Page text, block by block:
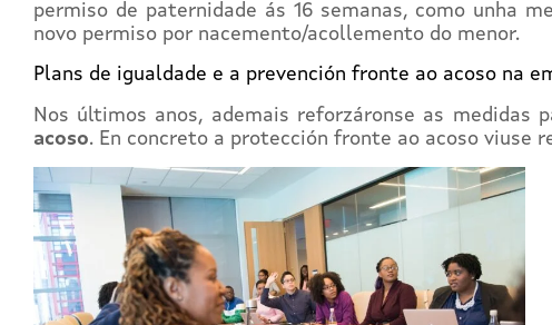
permiso de paternidade ás 16 semanas, como unha
novo permiso por nacemento/acollemento do menor.
Plans de igualdade e a prevención fronte ao acoso na
Nos últimos anos, ademais reforzáronse as
acoso. En concreto a protección fronte ao acoso viuse